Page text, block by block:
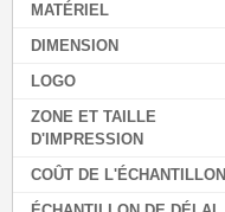
MATÉRIEL
DIMENSION
LOGO
ZONE ET TAILLE
D'IMPRESSION
COÛT DE L'ÉCHANTILLON